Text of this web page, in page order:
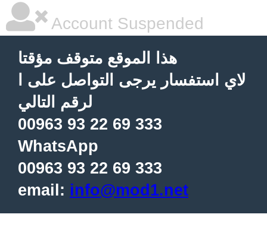
Account Suspended
هذا الموقع متوقف مؤقتا
لاي استفسار يرجى التواصل على ا
لرقم التالي
00963 93 22 69 333
WhatsApp
00963 93 22 69 333
email: info@mod1.net